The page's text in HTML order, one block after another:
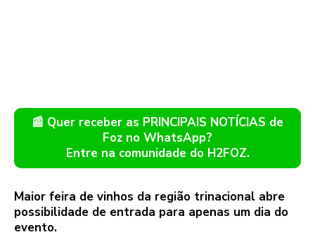
📰 Quer receber as PRINCIPAIS NOTÍCIAS de
Foz no WhatsApp?
Entre na comunidade do H2FOZ.
Maior feira de vinhos da região trinacional abre
possibilidade de entrada para apenas um dia do
evento.